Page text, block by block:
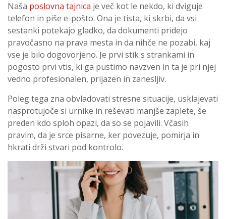
Naša poslovna tajnica je več kot le nekdo, ki dviguje
telefon in piše e-pošto. Ona je tista, ki skrbi, da vsi
sestanki potekajo gladko, da dokumenti pridejo
pravočasno na prava mesta in da nihče ne pozabi, kaj
vse je bilo dogovorjeno. Je prvi stik s strankami in
pogosto prvi vtis, ki ga pustimo navzven in ta je pri njej
vedno profesionalen, prijazen in zanesljiv.
Poleg tega zna obvladovati stresne situacije, usklajevati
nasprotujoče si urnike in reševati manjše zaplete, še
preden kdo sploh opazi, da so se pojavili. Včasih
pravim, da je srce pisarne, ker povezuje, pomirja in
hkrati drži stvari pod kontrolo.